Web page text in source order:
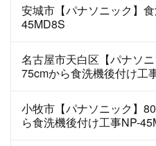
安城市【パナソニック】
45MD8S
名古屋市天白区【パナソ
75cmから食洗機後付け工
小牧市【パナソニック】
ら食洗機後付け工事NP-